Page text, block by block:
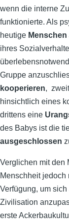
wenn die interne
funktionierte. Als
heutige
ihres
Gruppe
kooperieren,
hinsichtlich eines
drittens eine
des Babys ist die
ausgeschlossen
Verglichen mit den
Menschheit jedoch
Verfügung, um
Zivilisation
erste